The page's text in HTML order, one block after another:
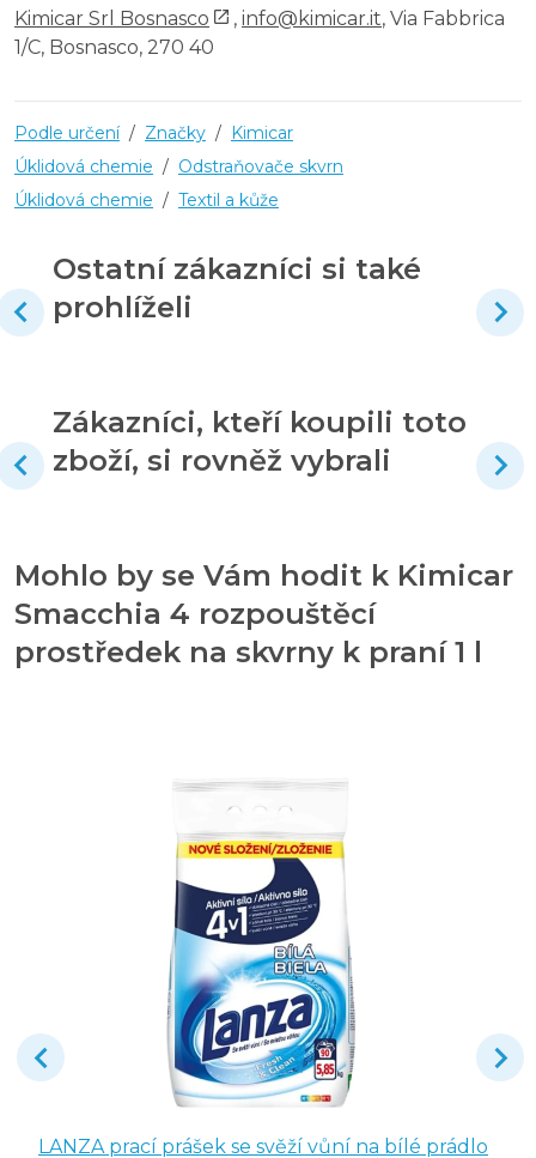
Kimicar Srl Bosnasco , info@kimicar.it, Via Fabbrica
1/C, Bosnasco, 270 40
Podle určení / Značky / Kimicar
Úklidová chemie / Odstraňovače skvrn
Úklidová chemie / Textil a kůže
Ostatní zákazníci si také
prohlíželi
Zákazníci, kteří koupili toto
zboží, si rovněž vybrali
Mohlo by se Vám hodit k Kimicar
Smacchia 4 rozpouštěcí
prostředek na skvrny k praní 1 l
LANZA prací prášek se svěží vůní na bílé prádlo